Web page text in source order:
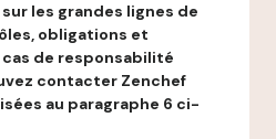
les grandes lignes de
obligations et
de responsabilité
contacter Zenchef
au paragraphe 6 ci-